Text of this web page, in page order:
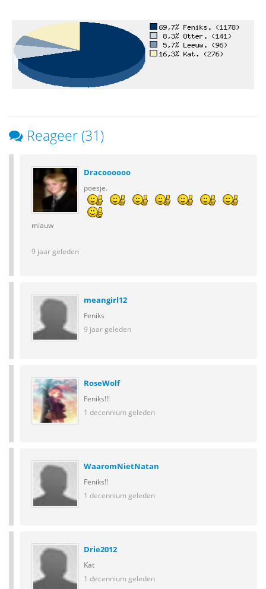
Reageer (31)
Dracoooooo
poesje.
miauw
9 jaar geleden
meangirl12
Feniks
9 jaar geleden
RoseWolf
Feniks!!!
1 decennium geleden
WaaromNietNatan
Feniks!!
1 decennium geleden
Drie2012
Kat
1 decennium geleden